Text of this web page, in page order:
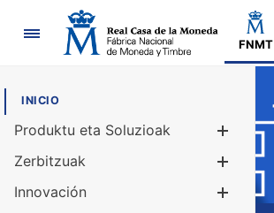
Nabigazioa
FNMT
INICIO
Produktu eta Soluzioak
Zerbitzuak
Innovación